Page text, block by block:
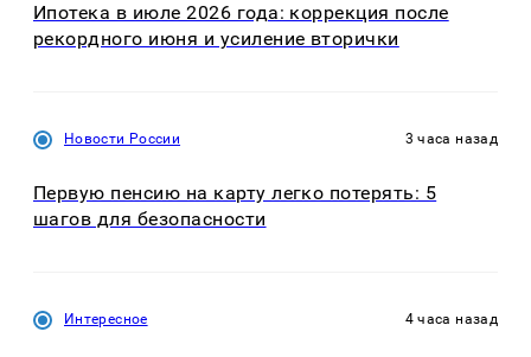
Ипотека в июле 2026 года: коррекция после
рекордного июня и усиление вторички
Новости России 3 часа назад
Первую пенсию на карту легко потерять: 5
шагов для безопасности
Интересное 4 часа назад